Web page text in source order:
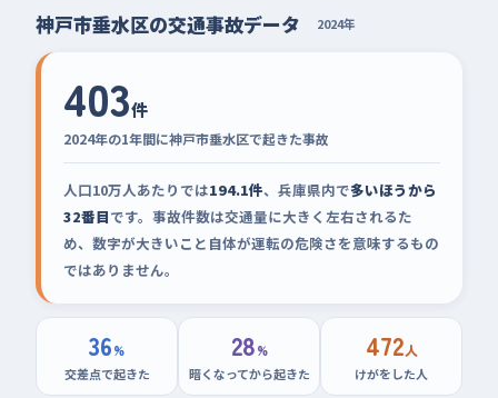
神戸市垂水区の交通事故データ 2024年
403件
2024年の1年間に神戸市垂水区で起きた事故
人口10万人あたりでは194.1件、兵庫県内で多いほうから
32番目です。事故件数は交通量に大きく左右されるた
め、数字が大きいこと自体が運転の危険さを意味するもの
ではありません。
36%
交差点で起きた
28%
暗くなってから起きた
472人
けがをした人